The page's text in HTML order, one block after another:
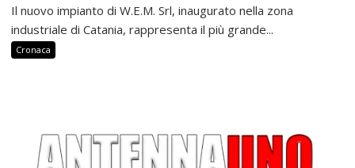
Il nuovo impianto di W.E.M. Srl, inaugurato nella zona
industriale di Catania, rappresenta il più grande...
Cronaca